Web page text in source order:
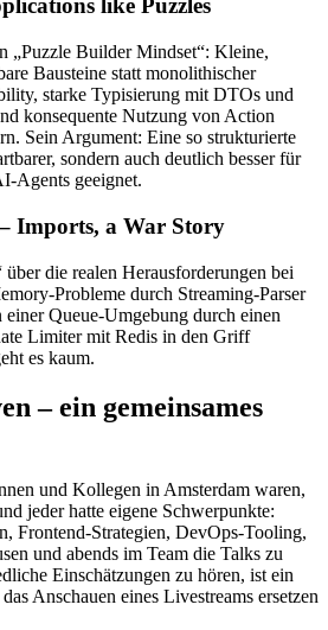
like Puzzles
„Puzzle Builder Mindset“: Kleine,
Bausteine statt monolithischer
starke Typisierung mit DTOs und
konsequente Nutzung von Action
Sein Argument: Eine so strukturierte
sondern auch deutlich besser für
Agents geeignet.
Imports, a War Story
die realen Herausforderungen bei
Probleme durch Streaming-Parser
Queue-Umgebung durch einen
Limiter mit Redis in den Griff
es kaum.
– ein gemeinsames
und Kollegen in Amsterdam waren,
jeder hatte eigene Schwerpunkte:
Frontend-Strategien, DevOps-Tooling,
und abends im Team die Talks zu
Einschätzungen zu hören, ist ein
Anschauen eines Livestreams ersetzen